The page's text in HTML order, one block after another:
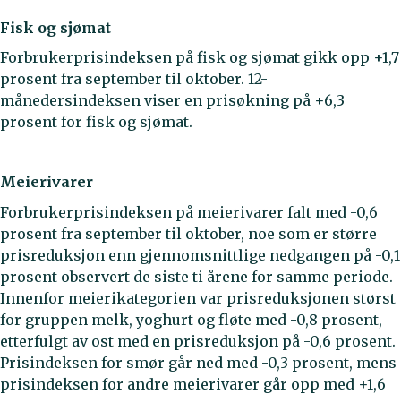
Fisk og sjømat
Forbrukerprisindeksen på fisk og sjømat gikk opp +1,7
prosent fra september til oktober. 12-
månedersindeksen viser en prisøkning på +6,3
prosent for fisk og sjømat.
Meierivarer
Forbrukerprisindeksen på meierivarer falt med -0,6
prosent fra september til oktober, noe som er større
prisreduksjon enn gjennomsnittlige nedgangen på -0,1
prosent observert de siste ti årene for samme periode.
Innenfor meierikategorien var prisreduksjonen størst
for gruppen melk, yoghurt og fløte med -0,8 prosent,
etterfulgt av ost med en prisreduksjon på -0,6 prosent.
Prisindeksen for smør går ned med -0,3 prosent, mens
prisindeksen for andre meierivarer går opp med +1,6